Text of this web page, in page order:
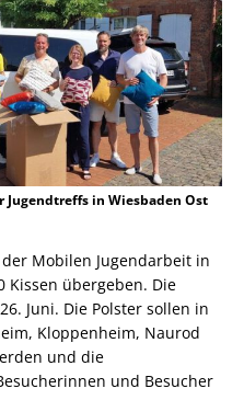
in Wiesbaden Ost
Mobilen Jugendarbeit in
Kissen übergeben. Die
Juni. Die Polster sollen in
Kloppenheim, Naurod
und die
und Besucher